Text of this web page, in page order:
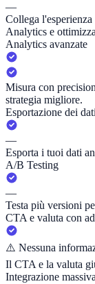
—
Collega
Analytics e
Analytics avanzate
Misura con
strategia migliore.
Esportazione dei
—
Esporta i tuoi dati
A/B Testing
—
Testa più versioni
CTA e valuta con
⚠️ Nessuna
Il CTA e la valuta
Integrazione